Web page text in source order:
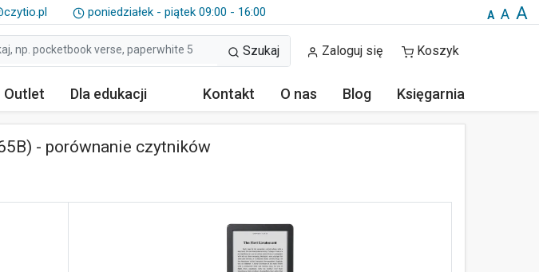
poniedziałek - piątek 09:00 - 16:00 A A A
Szukaj Zaloguj się Koszyk
Outlet Dla edukacji Kontakt O nas Blog Księgarnia
- porównanie czytników